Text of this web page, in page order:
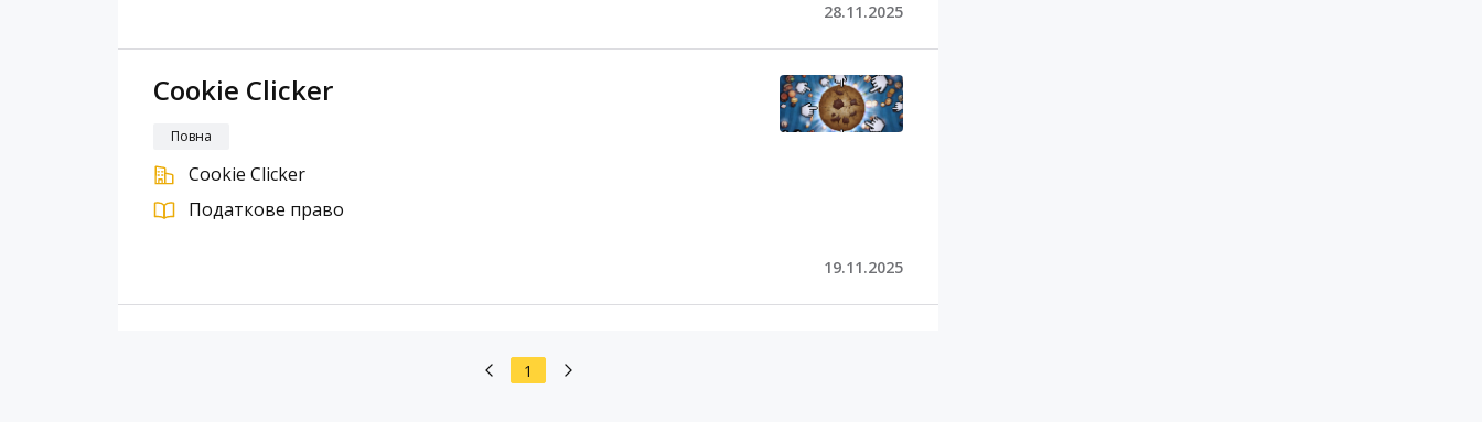
28.11.2025
Cookie Clicker
Повна
Cookie Clicker
Податкове право
19.11.2025
1